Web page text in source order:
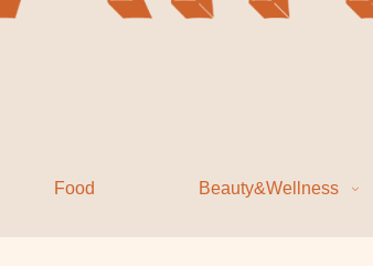
Food Beauty&Wellness